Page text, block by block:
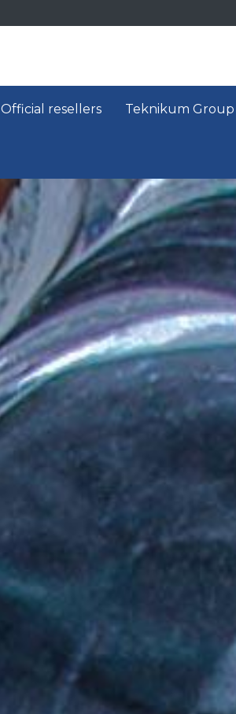
Official resellers Teknikum Group